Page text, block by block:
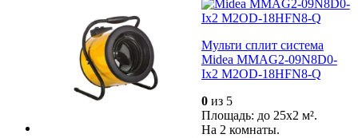
Мульти сплит система
Midea MMAG2-09N8D0-
Ix2 M2OD-18HFN8-Q
0из 5
Площадь: до 25x2 м².
На 2 комнаты.